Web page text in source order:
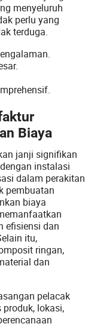
menyeluruh
perlu yang
terduga.
Biaya
janji signifikan
instalasi
dalam perakitan
pembuatan
biaya
efisiensi dan
itu,
ringan,
dan
pelacak
lokasi,